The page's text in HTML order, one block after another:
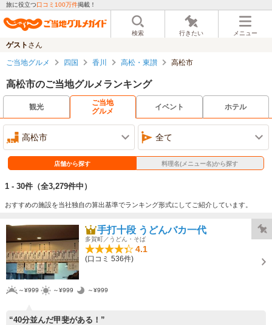
旅に役立つ口コミ100万件掲載！
検索 行きたい メニュー
ゲスト さん
ご当地グルメ 四国 香川 高松・東讃 高松市
高松市のご当地グルメランキング
観光
ご当地
グルメ
イベント ホテル
高松市 全て
店舗から探す 料理名(メニュー名)から探す
1 - 30件 （全3,279件中）
おすすめの施設を当社独自の算出基準でランキング形式にしてご紹介しています。
手打十段 うどんバカ一代
多賀町／うどん・そば
4.1
(口コミ 536件)
～¥999 ～¥999 ～¥999
“40分並んだ甲斐がある！”